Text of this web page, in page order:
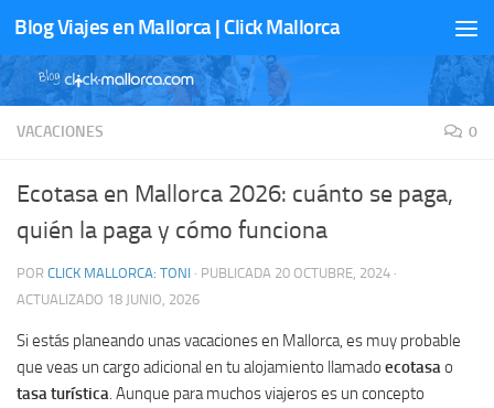
Saltar al contenido
Blog Viajes en Mallorca | Click Mallorca
VACACIONES 0
Ecotasa en Mallorca 2026: cuánto se paga,
quién la paga y cómo funciona
POR CLICK MALLORCA: TONI · PUBLICADA 20 OCTUBRE, 2024 ·
ACTUALIZADO 18 JUNIO, 2026
Si estás planeando unas vacaciones en Mallorca, es muy probable
que veas un cargo adicional en tu alojamiento llamado ecotasa o
tasa turística . Aunque para muchos viajeros es un concepto